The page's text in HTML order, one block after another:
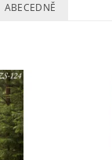
ABECEDNĚ